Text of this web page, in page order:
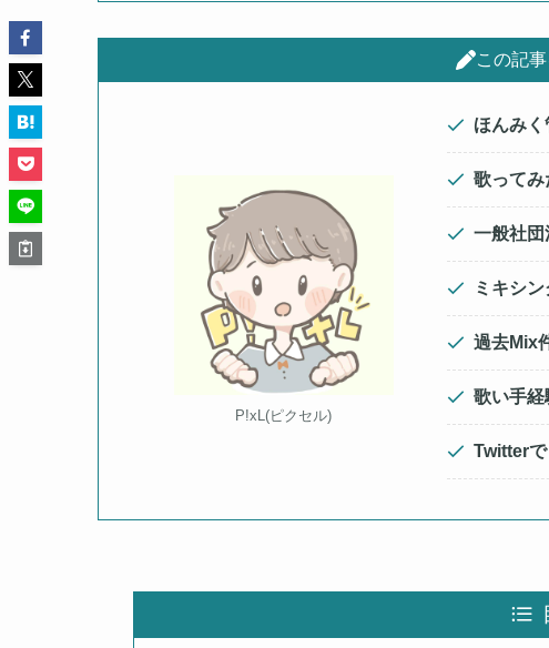
この記
P!xL(ピクセル)
ほんみく
歌ってみ
一般社団
ミキシ
過去Mix
歌い手経
Twitter